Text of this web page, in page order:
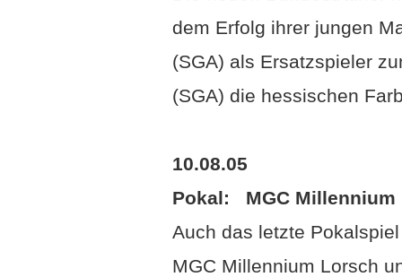
dem Erfolg ihrer jungen
(SGA) als Ersatzspieler
(SGA) die hessischen
10.08.05
Pokal: MGC Millennium
Auch das letzte